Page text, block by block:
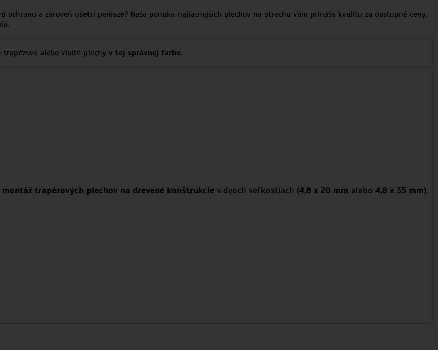
a zároveň ušetrí peniaze? Naša ponuka najlacnejších plechov na strechu vám prináša kvalitu za dostupné ceny,
trapézové alebo vlnité plechy v tej správnej farbe.
trapézových plechov na drevené konštrukcie v dvoch veľkostiach (4,8 x 20 mm alebo 4,8 x 35 mm),